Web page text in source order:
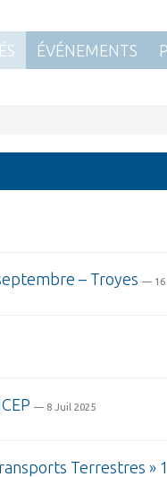
ÉVÉNEMENTS
– Troyes — 16
— 8 Juil 2025
Terrestres »